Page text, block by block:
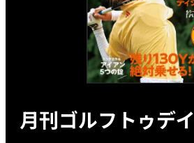
月刊ゴルフトゥデイ